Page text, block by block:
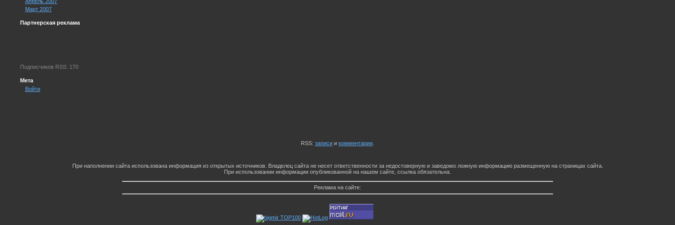
Март 2007
Партнерская реклама
Подписчиков RSS: 170
Мета
Войти
RSS: записи и комментарии
При наполнении сайта использована информация из открытых источников. Владелец сайта не несет ответственности за недостоверную и заведомо ложную информацию размещенную на страницах сайта.
При использовании информации опубликованной на нашем сайте, ссылка обязательна.
Реклама на сайте: